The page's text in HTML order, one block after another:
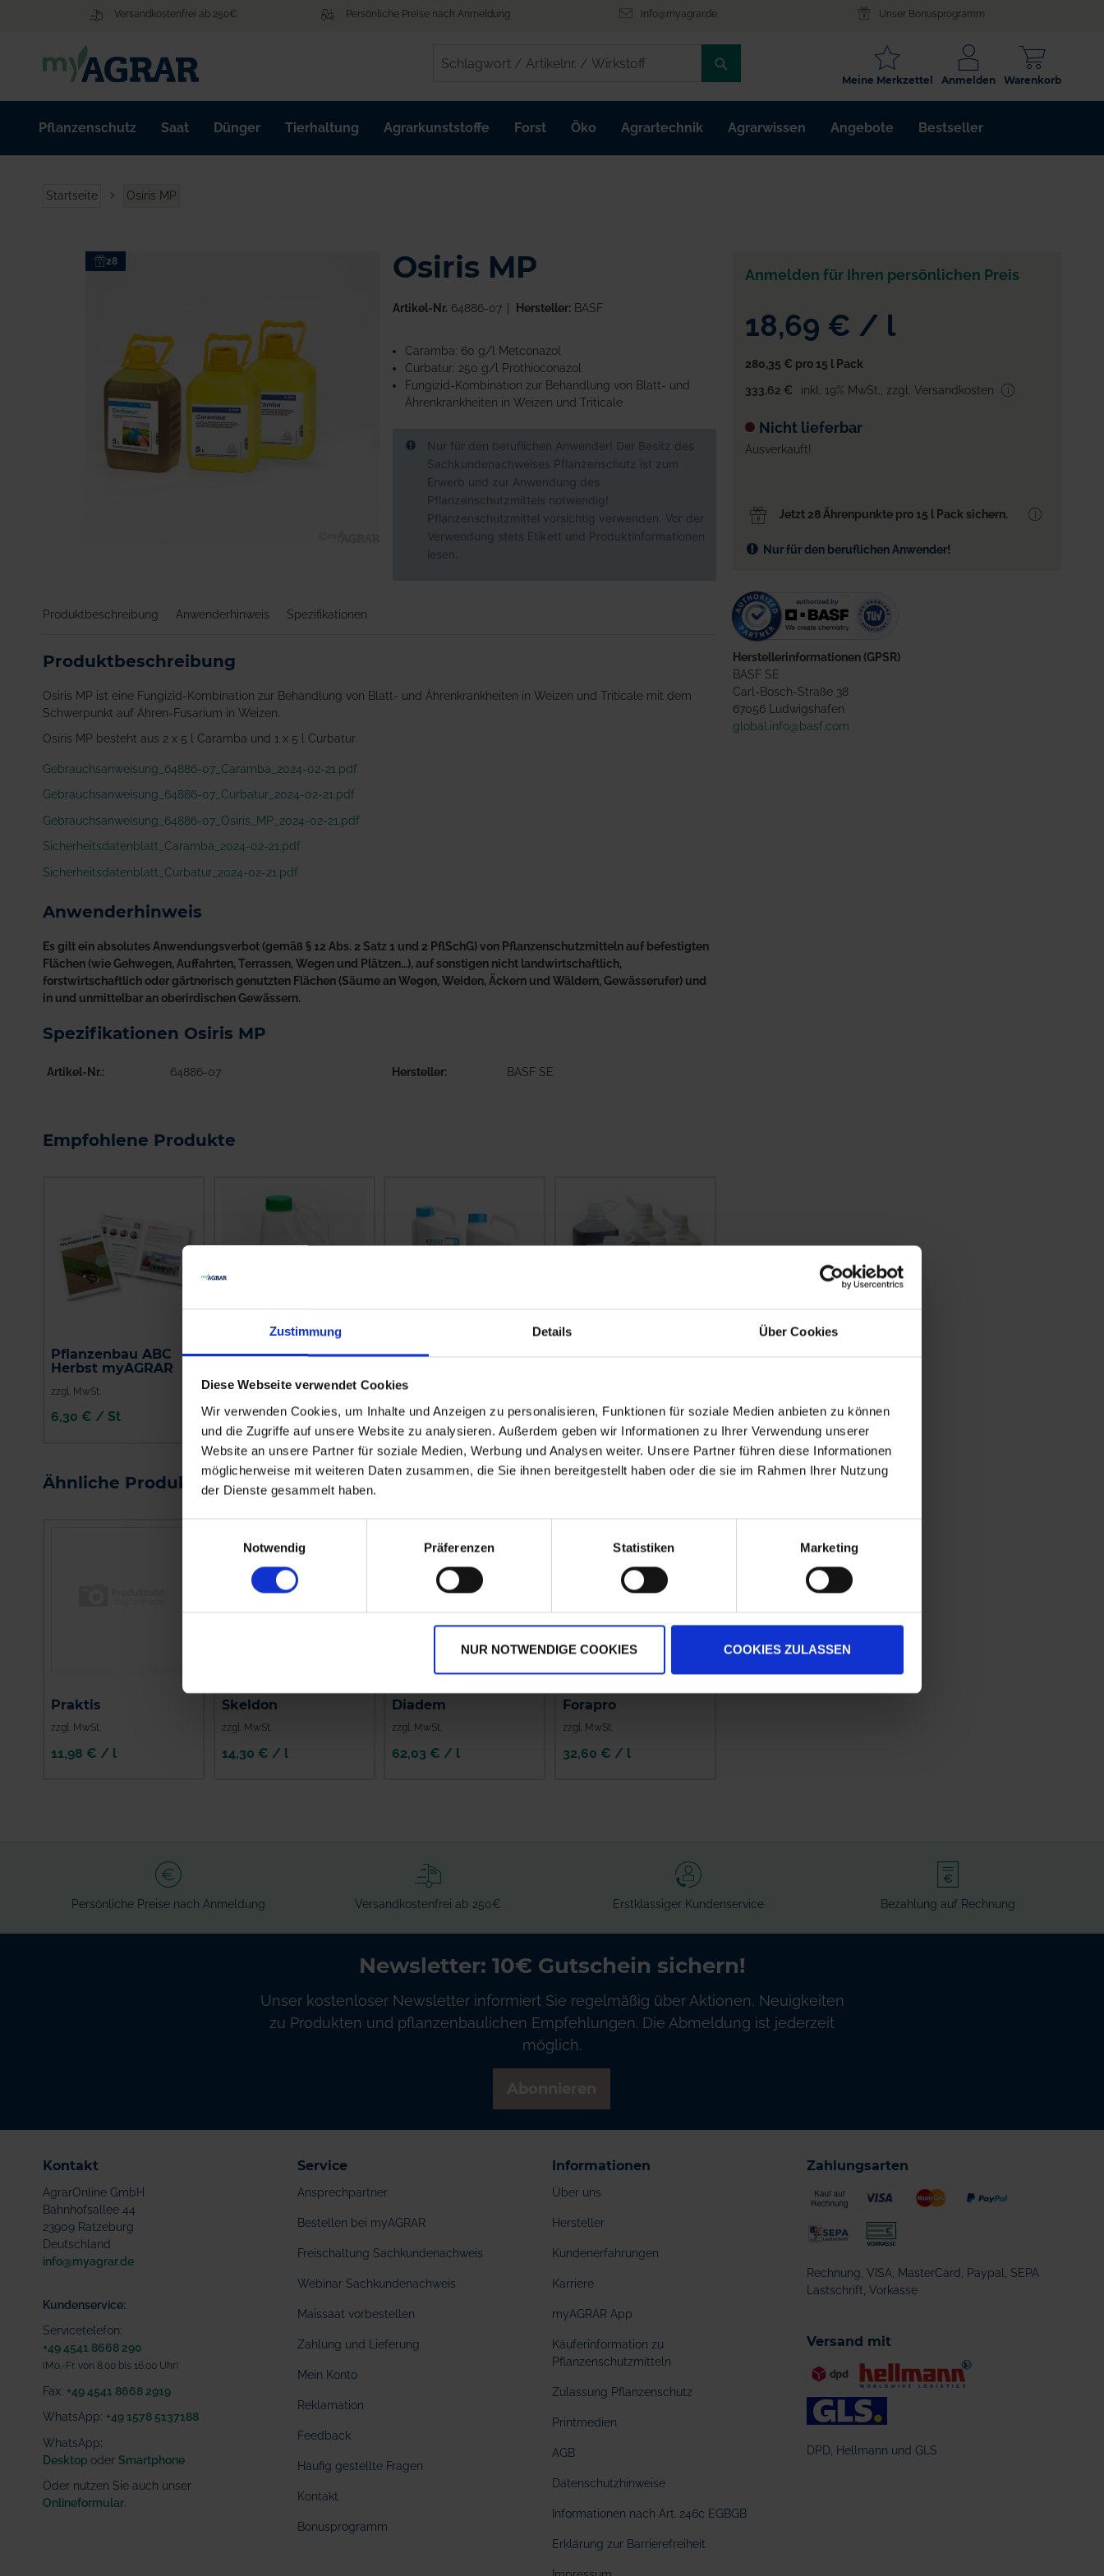
Zustimmung Details Über Cookies
Diese Webseite verwendet Cookies
Wir verwenden Cookies, um Inhalte und Anzeigen zu personalisieren, Funktionen für soziale Medien anbieten zu können
und die Zugriffe auf unsere Website zu analysieren. Außerdem geben wir Informationen zu Ihrer Verwendung unserer
Website an unsere Partner für soziale Medien, Werbung und Analysen weiter. Unsere Partner führen diese Informationen
möglicherweise mit weiteren Daten zusammen, die Sie ihnen bereitgestellt haben oder die sie im Rahmen Ihrer Nutzung
der Dienste gesammelt haben.
Notwendig
Präferenzen Statistiken Marketing
NUR NOTWENDIGE COOKIES COOKIES ZULASSEN
Versandkostenfrei ab 250€ Persönliche Preise nach Anmeldung info@myagrar.de Unser Bonusprogramm
/
ARTIKELNR.
/
Warenkorb
Anmelden
Meine Merkzettel
Pflanzenschutz Saat Dünger Tierhaltung Agrarkunststoffe Forst Öko Agrartechnik Agrarwissen Angebote Bestseller
Startseite Osiris MP
28
springen
Osiris MP
Artikel-Nr. 64886-07 Hersteller:BASF
Caramba: 60 g/l Metconazol
Curbatur: 250 g/l Prothioconazol
Fungizid-Kombination zur Behandlung von Blatt- und
Ährenkrankheiten in Weizen und Triticale
Nur für den beruflichen Anwender! Der Besitz des
Sachkundenachweises Pflanzenschutz ist zum
Erwerb und zur Anwendung des
Pflanzenschutzmittels notwendig!
Pflanzenschutzmittel vorsichtig verwenden. Vor der
Verwendung stets Etikett und Produktinformationen
lesen.
Produktbeschreibung Anwenderhinweis Spezifikationen
Produktbeschreibung
Osiris MP ist eine Fungizid-Kombination zur Behandlung von Blatt- und Ährenkrankheiten in Weizen und Triticale mit dem
Schwerpunkt auf Ähren-Fusarium in Weizen.
Osiris MP besteht aus 2 x 5 l Caramba und 1 x 5 l Curbatur.
Gebrauchsanweisung_64886-07_Caramba_2024-02-21.pdf
Gebrauchsanweisung_64886-07_Curbatur_2024-02-21.pdf
Gebrauchsanweisung_64886-07_Osiris_MP_2024-02-21.pdf
Sicherheitsdatenblatt_Caramba_2024-02-21.pdf
Sicherheitsdatenblatt_Curbatur_2024-02-21.pdf
Anwenderhinweis
Es gilt ein absolutes Anwendungsverbot (gemäß § 12 Abs. 2 Satz 1 und 2 PflSchG) von Pflanzenschutzmitteln auf befestigten
Flächen (wie Gehwegen, Auffahrten, Terrassen, Wegen und Plätzen…), auf sonstigen nicht landwirtschaftlich,
forstwirtschaftlich oder gärtnerisch genutzten Flächen (Säume an Wegen, Weiden, Äckern und Wäldern, Gewässerufer) und
in und unmittelbar an oberirdischen Gewässern.
Spezifikationen Osiris MP
Artikel-Nr. 64886-07 Hersteller BASF SE
Empfohlene Produkte
Pflanzenbau ABC
Herbst myAGRAR
zzgl. MwSt.
6,30 € / St
Kayak
zzgl. MwSt.
15,74 € / l
Avastel Pack
zzgl. MwSt.
22,56 € / l
Elatus Era Max
26,91 € / l
Ähnliche Produkte
Praktis
zzgl. MwSt.
11,98 € / l
Skeldon
zzgl. MwSt.
14,30 € / l
Diadem
zzgl. MwSt.
62,03 € / l
Forapro
zzgl. MwSt.
32,60 € / l
Anmelden für Ihren persönlichen Preis
18,69 € / l
280,35 € pro 15 l Pack
333,62 €
inkl. 19% MwSt. zzgl. Versandkosten
Nicht lieferbar
Ausverkauft!
Jetzt 28 Ährenpunkte pro 15 l Pack sichern.
Nur für den beruflichen Anwender!
Herstellerinformationen (GPSR)
BASF SE
Carl-Bosch-Straße 38
67056 Ludwigshafen
global.info@basf.com
Persönliche Preise nach Anmeldung Versandkostenfrei ab 250€ Erstklassiger Kundenservice Bezahlung auf Rechnung
Newsletter: 10€ Gutschein sichern!
Unser kostenloser Newsletter informiert Sie regelmäßig über Aktionen, Neuigkeiten
zu Produkten und pflanzenbaulichen Empfehlungen. Die Abmeldung ist jederzeit
möglich.
Kontakt
AgrarOnline GmbH
Bahnhofsallee 44
23909 Ratzeburg
Deutschland
info@myagrar.de
Kundenservice:
Servicetelefon:
+49 4541 8668 290
(Mo.-Fr. von 8.00 bis 16.00 Uhr)
Fax: +49 4541 8668 2919
WhatsApp: +49 1578 5137188
WhatsApp:
Desktop oder Smartphone
Oder nutzen Sie auch unser
Onlineformular
Service
Ansprechpartner
Bestellen bei myAGRAR
Freischaltung Sachkundenachweis
Webinar Sachkundenachweis
Maissaat vorbestellen
Zahlung und Lieferung
Mein Konto
Reklamation
Feedback
Häufig gestellte Fragen
Kontakt
Bonusprogramm
Informationen
Über uns
Hersteller
Kundenerfahrungen
Karriere
myAGRAR App
Käuferinformation zu
Pflanzenschutzmitteln
Zulassung Pflanzenschutz
Printmedien
AGB
Datenschutzhinweise
Informationen nach Art. 246c EGBGB
Erklärung zur Barrierefreiheit
Zahlungsarten
Rechnung, VISA, MasterCard, Paypal, SEPA
Lastschrift, Vorkasse
Versand mit
DPD, Hellmann und GLS